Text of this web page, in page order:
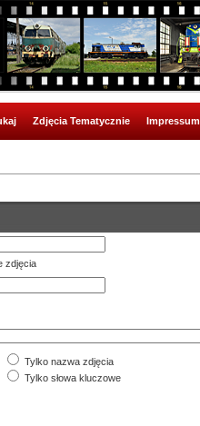
Zdjęcia Tematycznie Impressum
zdjęcia
Tylko nazwa zdjęcia
Tylko słowa kluczowe